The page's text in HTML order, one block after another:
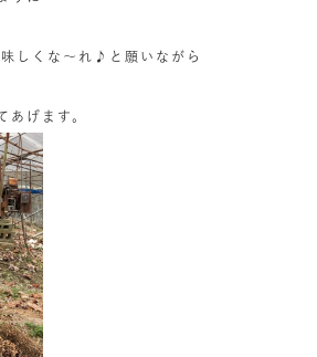
しくな〜れ♪と願いながら
あげます。